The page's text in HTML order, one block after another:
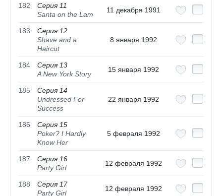
182
Серия 11
Santa on the Lam
11 декабря 1991
183
Серия 12
Shave and a
Haircut
8 января 1992
184
Серия 13
A New York Story
15 января 1992
185
Серия 14
Undressed For
Success
22 января 1992
186
Серия 15
Poker? I Hardly
Know Her
5 февраля 1992
187
Серия 16
Party Girl
12 февраля 1992
188
Серия 17
Party Girl
12 февраля 1992